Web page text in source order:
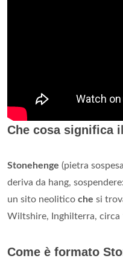
Che cosa significa
Stonehenge (pietra
deriva da hang,
un sito neolitico che si
Wiltshire, Inghilterra, circa
Come è formato